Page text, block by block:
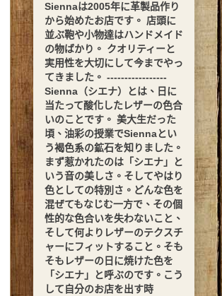
Siennaは2005年に革製品作り
から始めたお店です。 店頭に
並ぶ鞄や小物達はハンドメイド
の物ばかり。 クオリティーと
実用性を大切にして今までやっ
てきました。 -----------------
Sienna（シエナ）とは、日に
当たって酸化したレザーの色合
いのことです。 美大生だった
頃、油彩の授業でSiennaとい
う褐色系の鉱石を知りました。
まず惹かれたのは「シエナ」と
いう音の美しさ。そしてやはり
色としての特別さ。どんな色を
混ぜてもなじむ一方で、その個
性的な色合いを失わないこと、
そして何よりレザーのテクスチ
ャーにフィットすること。そも
そもレザーの日に焼けた色を
「シエナ」と呼ぶのです。こう
して自分のお店を出す時